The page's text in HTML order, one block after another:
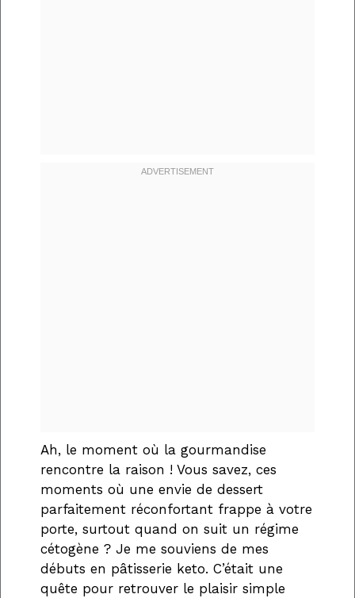
Ah, le moment où la gourmandise
rencontre la raison ! Vous savez, ces
moments où une envie de dessert
parfaitement réconfortant frappe à votre
porte, surtout quand on suit un régime
cétogène ? Je me souviens de mes
débuts en pâtisserie keto. C’était une
quête pour retrouver le plaisir simple